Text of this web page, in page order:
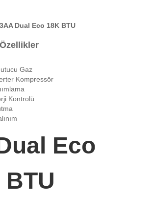
Dual Eco 18K BTU
Gaz
Kompressör
Kontrolü
Eco
BTU